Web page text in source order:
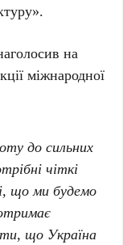
на
міжнародної
до сильних
чіткі
що ми будемо
що Україна